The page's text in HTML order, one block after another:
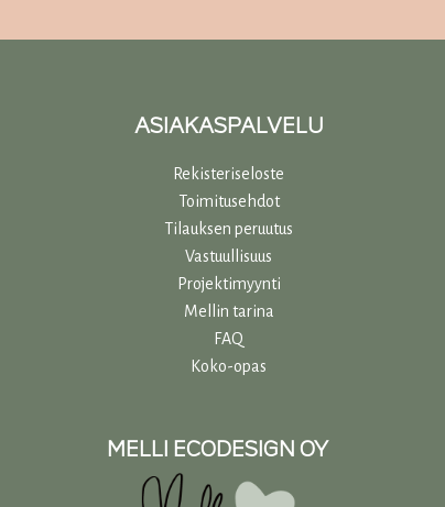
ASIAKASPALVELU
Rekisteriseloste
Toimitusehdot
Tilauksen peruutus
Vastuullisuus
Projektimyynti
Mellin tarina
FAQ
Koko-opas
MELLI ECODESIGN OY